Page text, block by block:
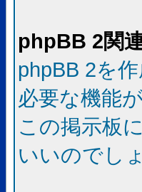
phpBB 2関
phpBB 2を
必要な機能
この掲示板
いいのでし